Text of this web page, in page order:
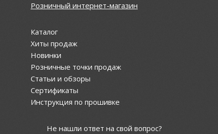
Розничный интернет-магазин
Каталог
Хиты продаж
Новинки
Розничные точки продаж
Статьи и обзоры
Сертификаты
Инструкция по прошивке
Не нашли ответ на свой вопрос?